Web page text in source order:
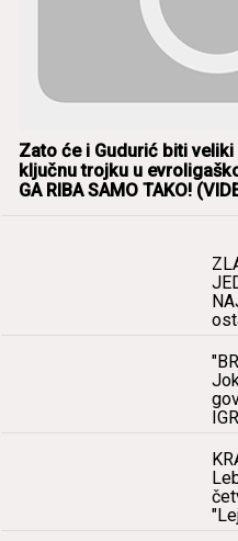
Zаto će i Gudurić biti
ključnu trojku u
GA RIBA SAMO TAKO!